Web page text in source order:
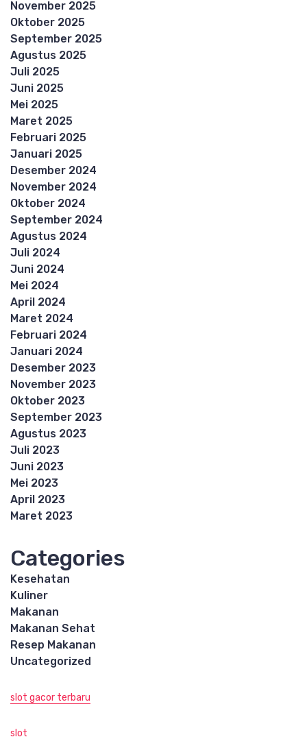
November 2025
Oktober 2025
September 2025
Agustus 2025
Juli 2025
Juni 2025
Mei 2025
Maret 2025
Februari 2025
Januari 2025
Desember 2024
November 2024
Oktober 2024
September 2024
Agustus 2024
Juli 2024
Juni 2024
Mei 2024
April 2024
Maret 2024
Februari 2024
Januari 2024
Desember 2023
November 2023
Oktober 2023
September 2023
Agustus 2023
Juli 2023
Juni 2023
Mei 2023
April 2023
Maret 2023
Categories
Kesehatan
Kuliner
Makanan
Makanan Sehat
Resep Makanan
Uncategorized
slot gacor terbaru
slot